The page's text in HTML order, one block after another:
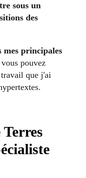
sous un
des
mes principales
pouvez
que j'ai